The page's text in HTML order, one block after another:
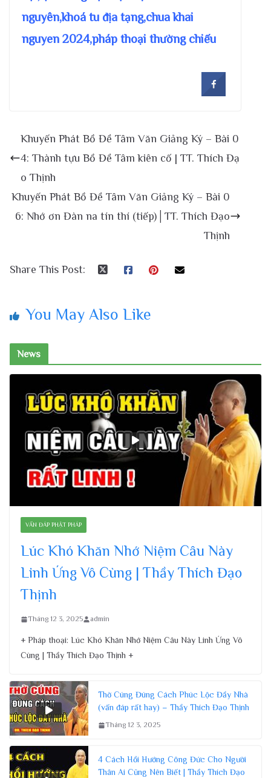
nguyên,khoá tu địa tạng,chua khai
nguyen 2024,pháp thoại thường chiếu
Khuyến Phát Bồ Đề Tâm Văn Giảng Ký – Bài 0
4: Thành tựu Bồ Đề Tâm kiên cố | TT. Thích Đạ
o Thịnh
Khuyến Phát Bồ Đề Tâm Văn Giảng Ký – Bài 0
6: Nhớ ơn Đàn na tín thí (tiếp)│TT. Thích Đạo
Thịnh
Share This Post:
You May Also Like
News
VẤN ĐÁP PHẬT PHÁP
Lúc Khó Khăn Nhớ Niệm Câu Này
Linh Ứng Vô Cùng | Thầy Thích Đạo
Thịnh
Tháng 12 3, 2025 admin
+ Pháp thoại: Lúc Khó Khăn Nhớ Niệm Câu Này Linh Ứng Vô
Cùng | Thầy Thích Đạo Thịnh +
Thờ Cúng Đúng Cách Phúc Lộc Đầy Nhà
(vấn đáp rất hay) – Thầy Thích Đạo Thịnh
Tháng 12 3, 2025
4 Cách Hồi Hướng Công Đức Cho Người
Thân Ai Cũng Nên Biết | Thầy Thích Đạo